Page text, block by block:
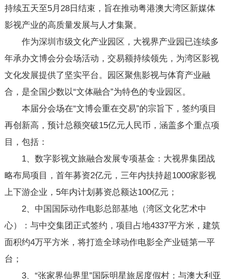
持续五天至5月28日结束，旨在推动粤港澳大湾区新媒体
影视产业的高质量发展与人才集聚。
作为深圳市级文化产业园区，大视界产业园已连续多
年承办文博会分会场活动，交易额持续领先，为湾区影视
文化发展提供了坚实平台。园区聚焦影视与体育产业融
合，是全国少数以“文体融合”为特色的专业园区。
本届分会场在“文博会重在交易”的宗旨下，签约项目
再创新高，预计总额突破15亿元人民币，涵盖多个重点项
目，包括：
1、数字影视文旅融合发展专项基金：大视界集团战
略布局项目，首年募资2亿元，三年内扶持超1000家影视
上下游企业，5年内计划募资总额达100亿元；
2、中国国际动作电影总部基地（湾区文化艺术中
心）：与中交集团正式签约，项目占地4337平方米，建筑
面积约4万平方米，将打造全球动作电影全产业链第一平
台；
3、“张家界仙界里”国际明星旅居度假村：与澳大利亚